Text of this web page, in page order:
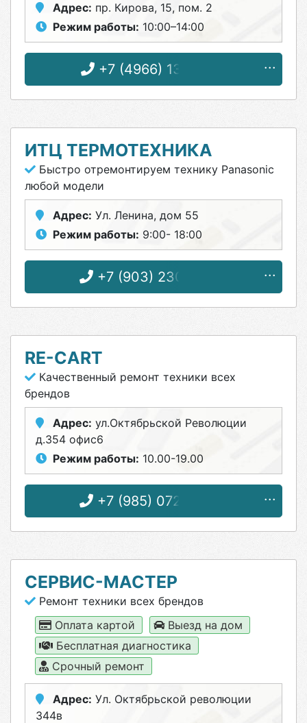
Адрес: пр. Кирова, 15, пом. 2
Режим работы: 10:00–14:00
+7 (4966) 13-07-37
ИТЦ ТЕРМОТЕХНИКА
Быстро отремонтируем технику Panasonic
любой модели
Адрес: Ул. Ленина, дом 55
Режим работы: 9:00- 18:00
+7 (903) 230-73-26
RE-CART
Качественный ремонт техники всех
брендов
Адрес: ул.Октябрьской Революции
д.354 офис6
Режим работы: 10.00-19.00
+7 (985) 072-42-42
СЕРВИС-МАСТЕР
Ремонт техники всех брендов
Оплата картой
Выезд на дом
Бесплатная диагностика
Срочный ремонт
Адрес: Ул. Октябрьской революции
344в